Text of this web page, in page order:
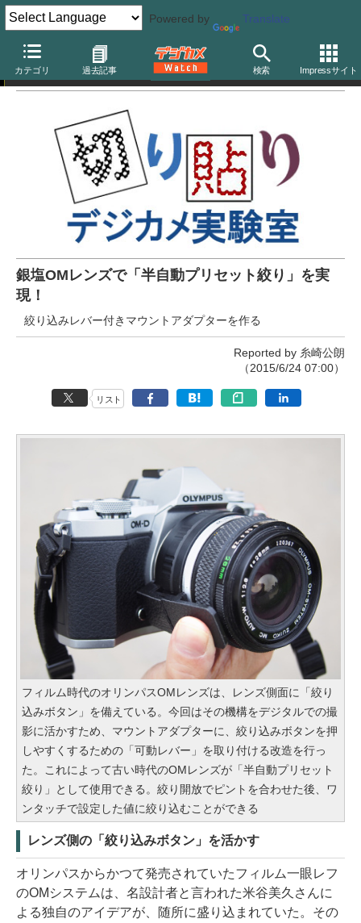
Powered by Translate
カテゴリ 過去記事 検索 Impressサイト
切り貼りデジカメ実験室
銀塩OMレンズで「半自動プリセット絞り」を実
現！
絞り込みレバー付きマウントアダプターを作る
Reported by 糸崎公朗
（2015/6/24 07:00）
リスト
フィルム時代のオリンパスOMレンズは、レンズ側面に「絞り
込みボタン」を備えている。今回はその機構をデジタルでの撮
影に活かすため、マウントアダプターに、絞り込みボタンを押
しやすくするための「可動レバー」を取り付ける改造を行っ
た。これによって古い時代のOMレンズが「半自動プリセット
絞り」として使用できる。絞り開放でピントを合わせた後、ワ
ンタッチで設定した値に絞り込むことができる
レンズ側の「絞り込みボタン」を活かす
オリンパスからかつて発売されていたフィルム一眼レフ
のOMシステムは、名設計者と言われた米谷美久さんに
よる独自のアイデアが、随所に盛り込まれていた。その